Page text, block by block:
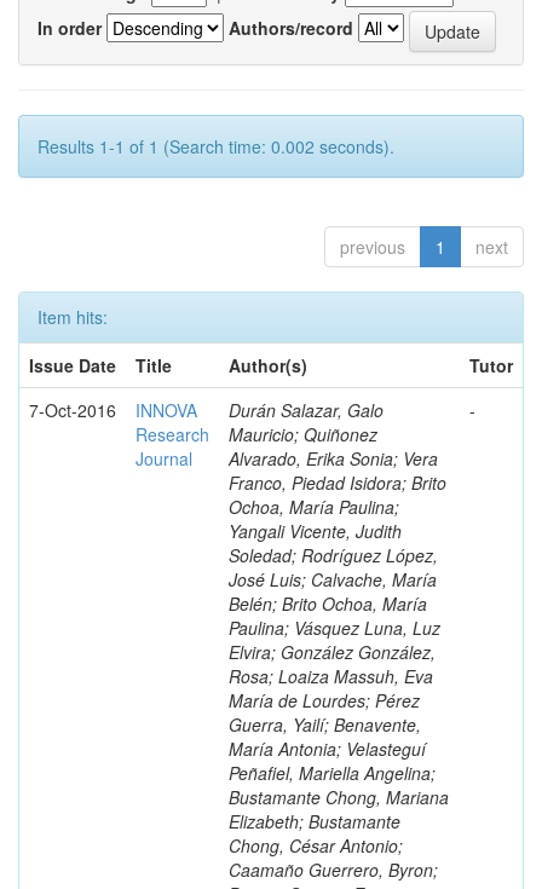
In order
Authors/record
Results 1-1 of 1 (Search time: 0.002 seconds).
previous 1 next
Item hits:
Issue Date
Title Author(s)
Tutor
7-Oct-2016
INNOVA
Research
Journal
Durán Salazar, Galo
Mauricio; Quiñonez
Alvarado, Erika Sonia; Vera
Franco, Piedad Isidora; Brito
Ochoa, María Paulina;
Yangali Vicente, Judith
Soledad; Rodríguez López,
José Luis; Calvache, María
Belén; Brito Ochoa, María
Paulina; Vásquez Luna, Luz
Elvira; González González,
Rosa; Loaiza Massuh, Eva
María de Lourdes; Pérez
Guerra, Yailí; Benavente,
María Antonia; Velasteguí
Peñafiel, Mariella Angelina;
Bustamante Chong, Mariana
Elizabeth; Bustamante
Chong, César Antonio;
Caamaño Guerrero, Byron;
-